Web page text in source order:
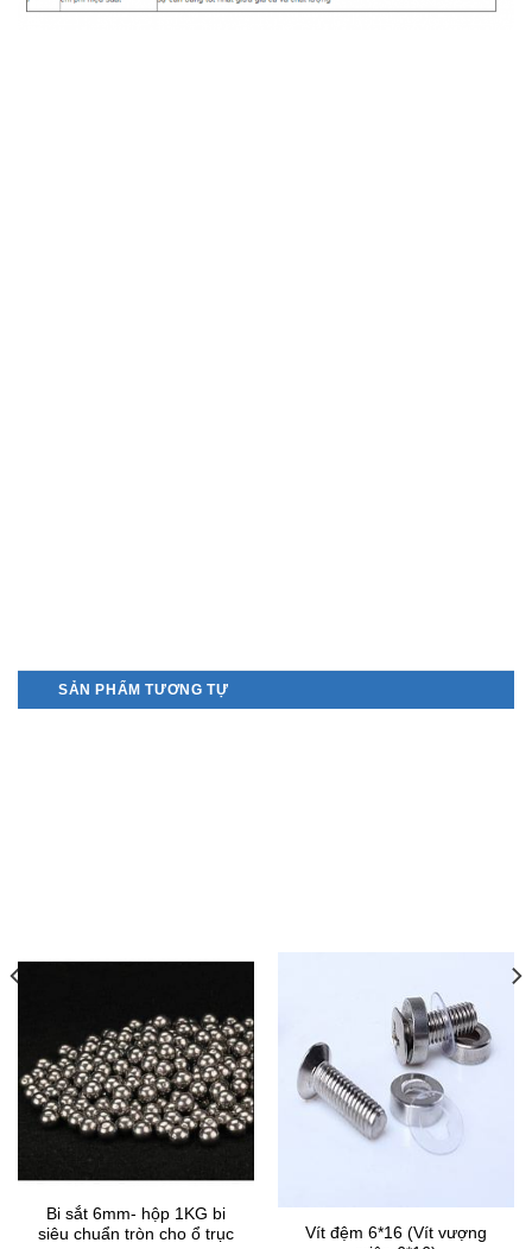
SẢN PHẨM TƯƠNG TỰ
Bi sắt 6mm- hộp 1KG bi
siêu chuẩn tròn cho ổ trục
Vít đệm 6*16 (Vít vượng